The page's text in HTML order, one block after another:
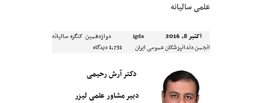
علمی سالیانه
اکتبر 8, 2016 igda
دوازدهمین کنگره سالیانه
انجمن دندانپزشکان عمومی ایران
1,731 دیدگاه
دکتر آرش رحیمی
دبیر مشاور علمی لیزر